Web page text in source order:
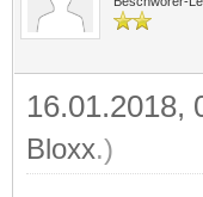
16.01.2018,
Bloxx.)